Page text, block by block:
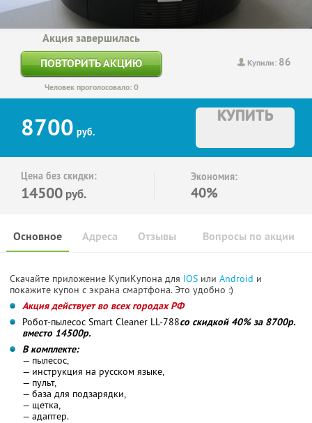
Купили: 86
Акция завершилась
ПОВТОРИТЬ АКЦИЮ
Человек проголосовало: 0
8700 руб.
КУПИТЬ
Цена без скидки:
14500 руб.
Экономия:
40%
Основное Отзывы Вопросы по акции
Адреса
Скачайте приложение КупиКупона для IOS или Android и
покажите купон с экрана смартфона. Это удобно :)
Акция действует во всех городах РФ
Робот-пылесос Smart Cleaner LL-788со скидкой 40% за 8700р.
вместо 14500р.
В комплекте:
— пылесос,
— инструкция на русском языке,
— пульт,
— база для подзарядки,
— щетка,
— адаптер.